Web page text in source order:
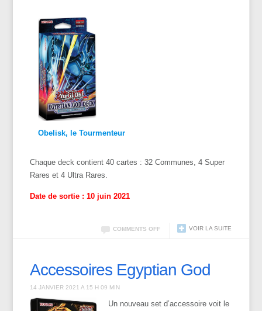
Obelisk, le Tourmenteur
Chaque deck contient 40 cartes : 32 Communes, 4 Super
Rares et 4 Ultra Rares.
Date de sortie : 10 juin 2021
VOIR LA SUITE
COMMENTS OFF
Accessoires Egyptian God
14 JANVIER 2021 A 15 H 09 MIN
Un nouveau set d’accessoire voit le